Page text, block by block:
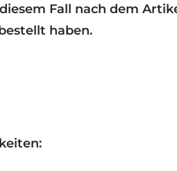
Fall nach dem
haben.